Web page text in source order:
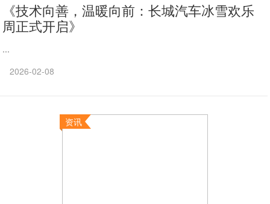
《技术向善，温暖向前：长城汽车冰雪欢乐
周正式开启》
...
2026-02-08
资讯